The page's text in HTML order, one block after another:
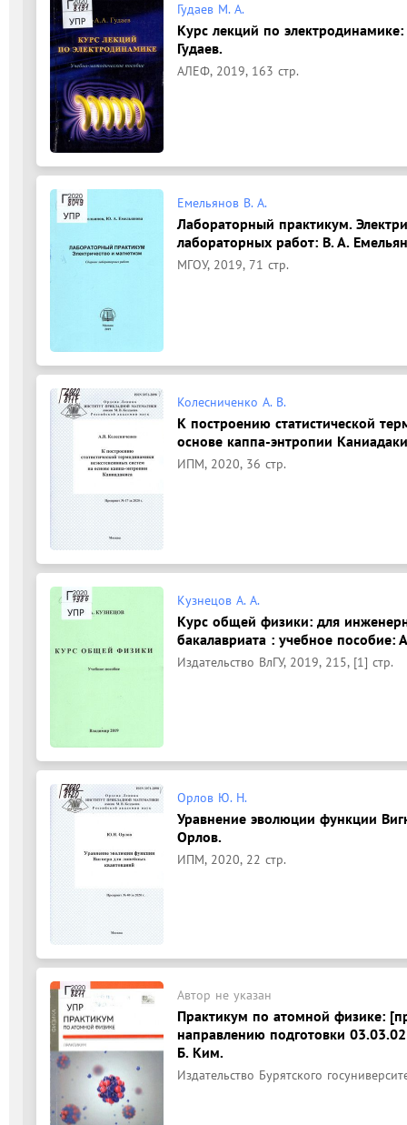
Гудаев М. А.
Курс лекций по
Гудаев.
АЛЕФ, 2019, 163 стр.
Емельянов В. А.
Лабораторный практикум.
лабораторных работ: В. А.
МГОУ, 2019, 71 стр.
Колесниченко А. В.
К построению статистической
основе каппа-энтропии
ИПМ, 2020, 36 стр.
Кузнецов А. А.
Курс общей физики: для
бакалавриата : учебное пособие:
Издательство ВлГУ, 2019, 215, [1] стр.
Орлов Ю. Н.
Уравнение эволюции функции
Орлов.
ИПМ, 2020, 22 стр.
Автор не указан
Практикум по атомной физике:
направлению подготовки
Б. Ким.
Издательство Бурятского